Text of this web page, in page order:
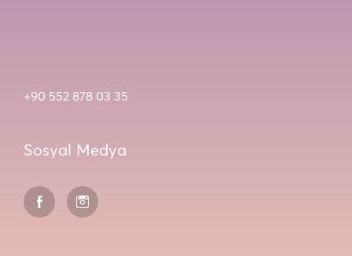
+90 552 878 03 35
Sosyal Medya